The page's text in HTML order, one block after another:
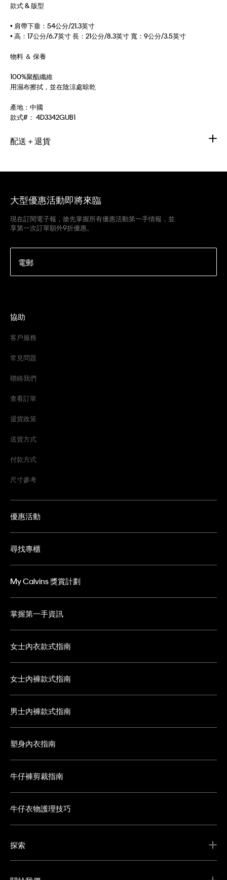
款式 & 版型
• 肩帶下垂：54公分/21.3英寸
• 高：17公分/6.7英寸 長：21公分/8.3英寸 寬：9公分/3.5英寸
物料 ＆ 保養
100%聚酯纖維
用濕布擦拭，並在陰涼處晾乾
產地：中國
款式#： 4D3342GUB1
配送＋退貨
大型優惠活動即將來臨
現在訂閱電子報，搶先掌握所有優惠活動第一手情報，並
享第一次訂單額外9折優惠。
電郵
協助
客戶服務
常見問題
聯絡我們
查看訂單
退貨政策
送貨方式
付款方式
尺寸參考
優惠活動
尋找專櫃
My Calvins 獎賞計劃
掌握第一手資訊
女士內衣款式指南
女士內褲款式指南
男士內褲款式指南
塑身內衣指南
牛仔褲剪裁指南
牛仔衣物護理技巧
探索